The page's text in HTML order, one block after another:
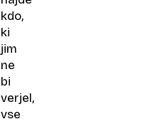
kdo,
ki
jim
ne
bi
verjel,
vse